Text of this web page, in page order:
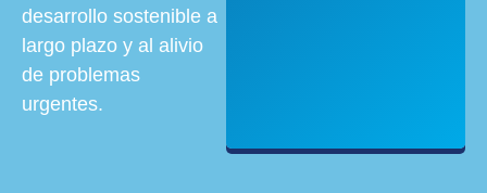
desarrollo sostenible a
largo plazo y al alivio
de problemas
urgentes.